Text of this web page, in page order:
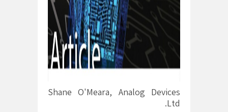
Shane O'Meara, Analog Devices
Ltd.